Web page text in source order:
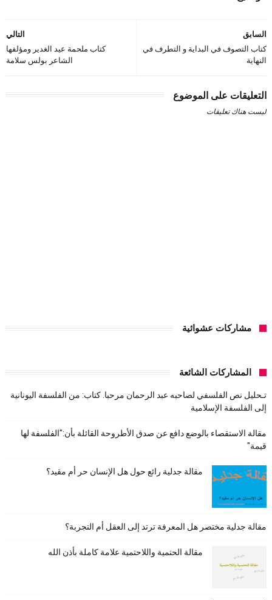
التالي
كتاب ملحمة عيد الغدير ومؤلفها
الشاعر بولس سلامة
السابق
كتاب التصوف في البداية و التطرف في
النهاية
التعليقات على الموضوع
ليست هناك تعليقات
مشاركات عشوائية
المشاركات الشائعة
تـحليل نص الفلسفي لصاحبه عبد الرحمان مرحبا. كتاب: من الفلسفة اليونانية
إلى الفلسفة الإسلامية
مقالة الاستقصاء بالوضع دافع عن صدق الأطروحة القائلة بأن:"الفلسفة لها
قيمة"
مقالة جدلية رائع حول هل الإنسان حر أم مقيد؟
مقالة جدلية مختصر هل المعرفة ترتد إلى العقل أم التجربة؟
مقالة الحتمية واللاحتمية علامة كاملة بأذن الله